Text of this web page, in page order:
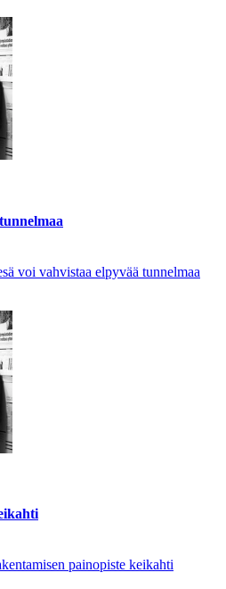
voi vahvistaa elpyvää tunnelmaa
painopiste keikahti